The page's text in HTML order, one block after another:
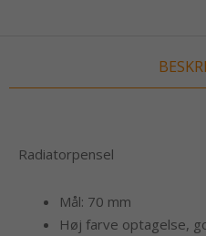
Radiatorpensel
Mål: 70 mm
Høj farve optagelse,